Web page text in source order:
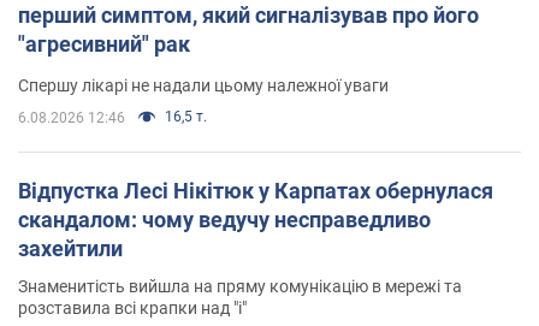
перший симптом, який сигналізував про його
"агресивний" рак
Спершу лікарі не надали цьому належної уваги
6.08.2026 12:46 16,5 т.
Відпустка Лесі Нікітюк у Карпатах обернулася
скандалом: чому ведучу несправедливо
захейтили
Знаменитість вийшла на пряму комунікацію в мережі та
розставила всі крапки над "і"